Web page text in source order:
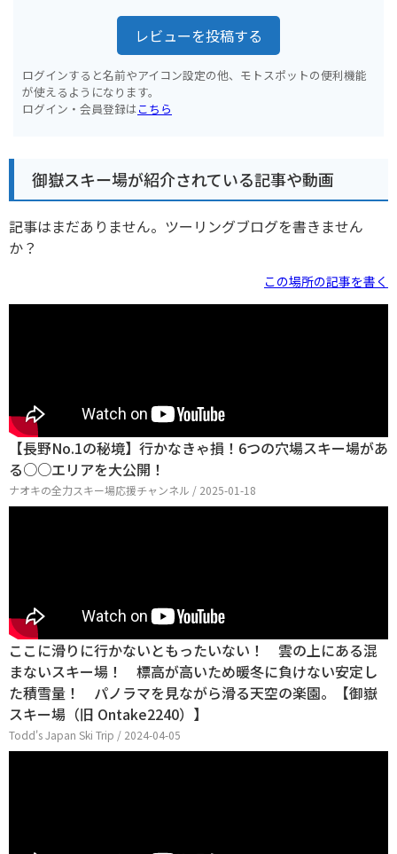
レビューを投稿する
ログインすると名前やアイコン設定の他、モトスポットの便利機能
が使えるようになります。
ログイン・会員登録はこちら
御嶽スキー場が紹介されている記事や動画
記事はまだありません。ツーリングブログを書きません
か？
この場所の記事を書く
【長野No.1の秘境】行かなきゃ損！6つの穴場スキー場があ
る○○エリアを大公開！
ナオキの全力スキー場応援チャンネル / 2025-01-18
ここに滑りに行かないともったいない！ 雲の上にある混
まないスキー場！ 標高が高いため暖冬に負けない安定し
た積雪量！ パノラマを見ながら滑る天空の楽園。【御嶽
スキー場（旧 Ontake2240）】
Todd's Japan Ski Trip / 2024-04-05